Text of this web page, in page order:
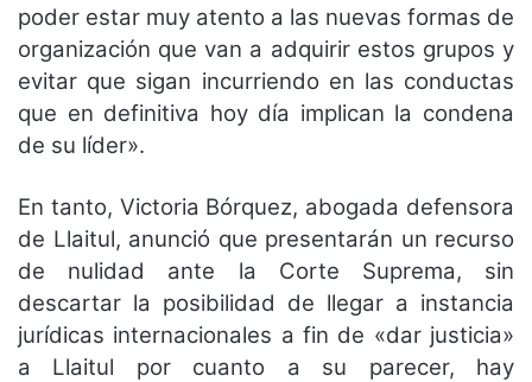
poder estar muy atento a las nuevas formas de
organización que van a adquirir estos grupos y
evitar que sigan incurriendo en las conductas
que en definitiva hoy día implican la condena
de su líder».
En tanto, Victoria Bórquez, abogada defensora
de Llaitul, anunció que presentarán un recurso
de nulidad ante la Corte Suprema, sin
descartar la posibilidad de llegar a instancia
jurídicas internacionales a fin de «dar justicia»
a Llaitul por cuanto a su parecer, hay